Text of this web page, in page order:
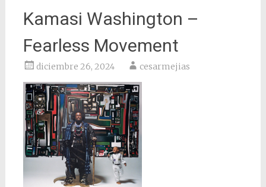
Kamasi Washington –
Fearless Movement
diciembre 26, 2024 cesarmejias